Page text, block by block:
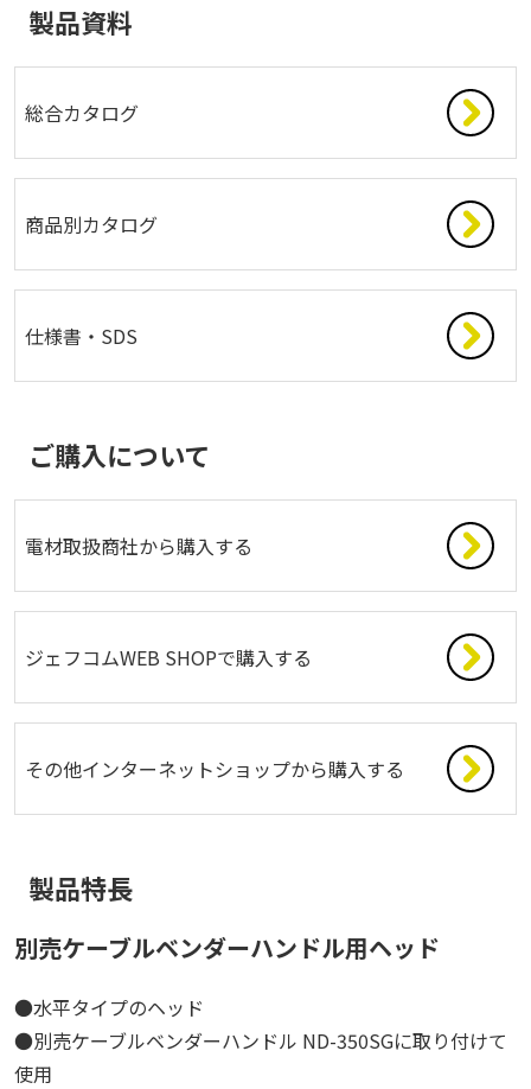
製品資料
総合カタログ
商品別カタログ
仕様書・SDS
ご購入について
電材取扱商社から購入する
ジェフコムWEB SHOPで購入する
その他インターネットショップから購入する
製品特長
別売ケーブルベンダーハンドル用ヘッド
●水平タイプのヘッド
●別売ケーブルベンダーハンドル ND-350SGに取り付けて
使用